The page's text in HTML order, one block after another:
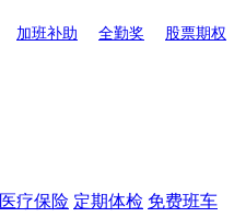
加班补助 全勤奖 股票期权
医疗保险 定期体检 免费班车